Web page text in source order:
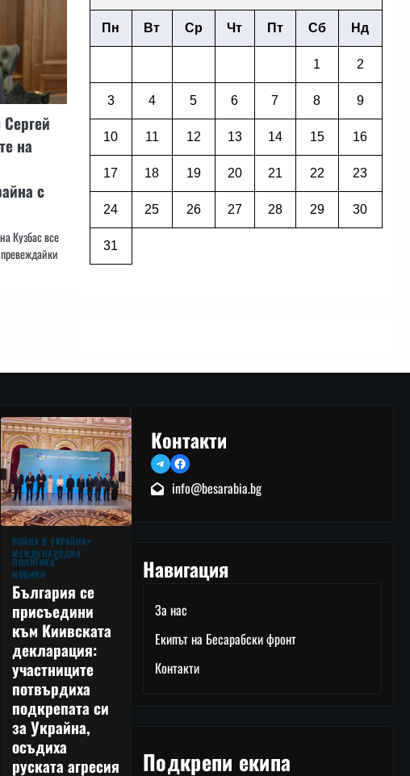
на
с
Кузбас все
Пн Вт Ср Чт Пт Сб Нд
1 2
3 4 5 6 7 8 9
10 11 12 13 14 15 16
17 18 19 20 21 22 23
24 25 26 27 28 29 30
31
ВОЙНА В УКРАЙНА
МЕЖДУНАРОДНА
ПОЛИТИКА
НОВИНИ
България се
присъедини
към Киивската
декларация:
участниците
потвърдиха
подкрепата си
за Украйна,
осъдиха
руската агресия
Контакти
TelegramFacebook
info@besarabia.bg
Навигация
За нас
Екипът на Бесарабски фронт
Контакти
Подкрепи екипа